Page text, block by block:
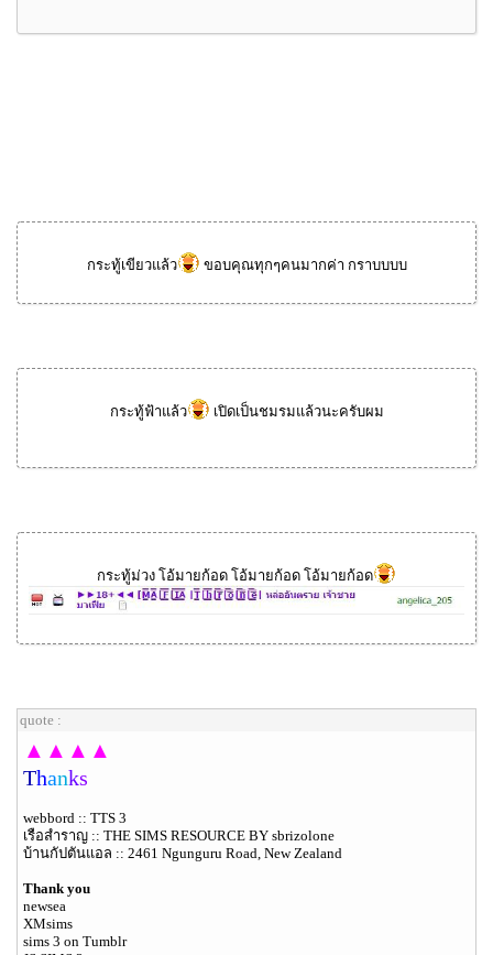
กระทู้เขียวแล้ว ขอบคุณทุกๆคนมากค่า กราบบบบ
กระทู้ฟ้าแล้ว เปิดเป็นชมรมแล้วนะครับผม
กระทู้ม่วง โอ้มายก้อด โอ้มายก้อด โอ้มายก้อด
quote :
▲▲▲▲
Thanks
webbord :: TTS 3
เรือสำราญ :: THE SIMS RESOURCE BY sbrizolone
บ้านกัปตันแอล :: 2461 Ngunguru Road, New Zealand
Thank you
newsea
XMsims
sims 3 on Tumblr